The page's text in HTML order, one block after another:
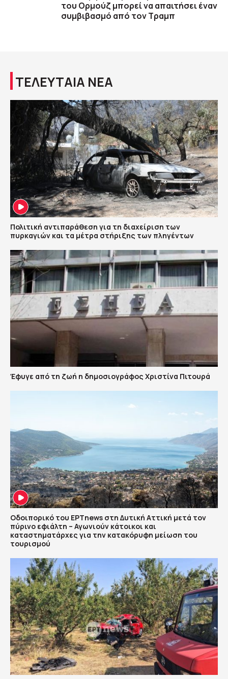
του Ορμούζ μπορεί να απαιτήσει έναν
συμβιβασμό από τον Τραμπ
ΤΕΛΕΥΤΑΙΑ ΝΕΑ
Πολιτική αντιπαράθεση για τη διαχείριση των
πυρκαγιών και τα μέτρα στήριξης των πληγέντων
Έφυγε από τη ζωή η δημοσιογράφος Χριστίνα Πιτουρά
Οδοιπορικό του ΕΡΤnews στη Δυτική Αττική μετά τον
πύρινο εφιάλτη – Αγωνιούν κάτοικοι και
καταστηματάρχες για την κατακόρυφη μείωση του
τουρισμού